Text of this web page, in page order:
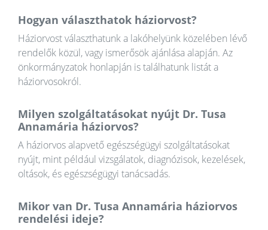
Hogyan választhatok háziorvost?
Háziorvost választhatunk a lakóhelyünk közelében lévő
rendelők közül, vagy ismerősök ajánlása alapján. Az
önkormányzatok honlapján is találhatunk listát a
háziorvosokról.
Milyen szolgáltatásokat nyújt Dr. Tusa
Annamária háziorvos?
A háziorvos alapvető egészségügyi szolgáltatásokat
nyújt, mint például vizsgálatok, diagnózisok, kezelések,
oltások, és egészségügyi tanácsadás.
Mikor van Dr. Tusa Annamária háziorvos
rendelési ideje?